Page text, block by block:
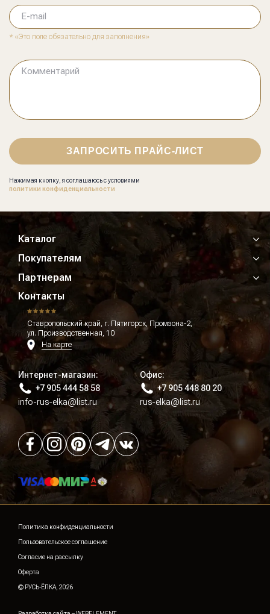
E-mail
* «Это поле обязательно для заполнения»
Комментарий
ЗАПРОСИТЬ ПРАЙС-ЛИСТ
Нажимая кнопку, я соглашаюсь с условиями
политики конфиденциальности
Каталог
Покупателям
Партнерам
Контакты
Ставропольский край, г. Пятигорск, Промзона-2,
ул. Производственная, 10
На карте
Интернет-магазин:
+7 905 444 58 58
info-rus-elka@list.ru
Офис:
+7 905 448 80 20
rus-elka@list.ru
Политика конфиденциальности
Пользовательское соглашение
Согласие на рассылку
Оферта
© РУСЬ-ЁЛКА, 2026